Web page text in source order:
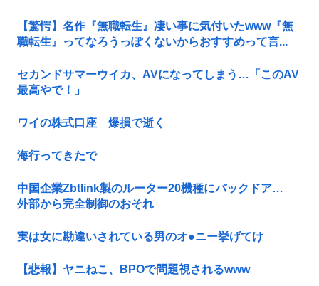
【驚愕】名作『無職転生』凄い事に気付いたwww『無
職転生』ってなろうっぽくないからおすすめって言...
セカンドサマーウイカ、AVになってしまう…「このAV
最高やで！」
ワイの株式口座 爆損で逝く
海行ってきたで
中国企業Zbtlink製のルーター20機種にバックドア…
外部から完全制御のおそれ
実は女に勘違いされている男のオ●ニー挙げてけ
【悲報】ヤニねこ、BPOで問題視されるwww